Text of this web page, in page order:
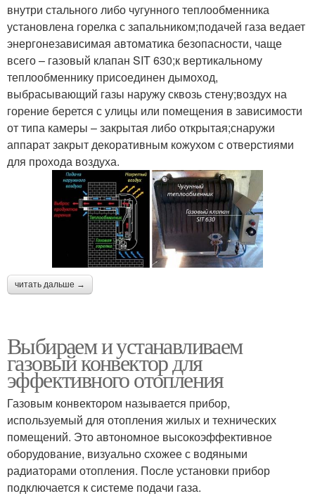
внутри стального либо чугунного теплообменника
установлена горелка с запальником;подачей газа ведает
энергонезависимая автоматика безопасности, чаще
всего – газовый клапан SIT 630;к вертикальному
теплообменнику присоединен дымоход,
выбрасывающий газы наружу сквозь стену;воздух на
горение берется с улицы или помещения в зависимости
от типа камеры – закрытая либо открытая;снаружи
аппарат закрыт декоративным кожухом с отверстиями
для прохода воздуха.
читать дальше →
Выбираем и устанавливаем
газовый конвектор для
эффективного отопления
Газовым конвектором называется прибор,
используемый для отопления жилых и технических
помещений. Это автономное высокоэффективное
оборудование, визуально схожее с водяными
радиаторами отопления. После установки прибор
подключается к системе подачи газа.